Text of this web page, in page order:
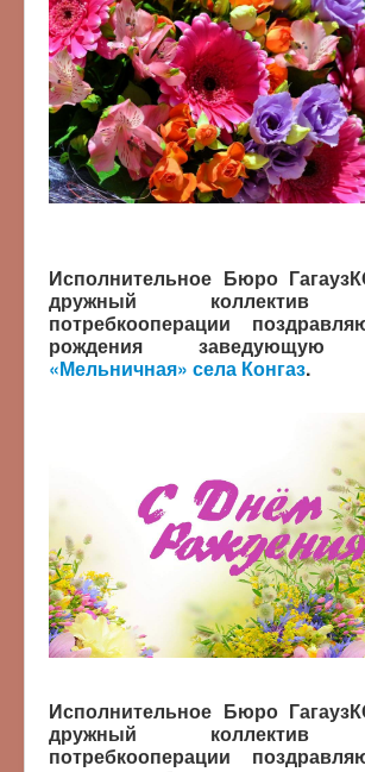
Исполнительное Бюро
дружный коллектив
потребкооперации
рождения
«Мельничная» села Конгаз.
Исполнительное Бюро
дружный коллектив
потребкооперации